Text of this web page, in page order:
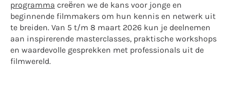
programma creëren we de kans voor jonge en
beginnende filmmakers om hun kennis en netwerk uit
te breiden. Van 5 t/m 8 maart 2026 kun je deelnemen
aan inspirerende masterclasses, praktische workshops
en waardevolle gesprekken met professionals uit de
filmwereld.